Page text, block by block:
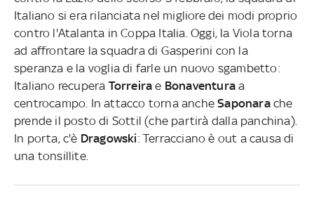
Italiano si era rilanciata nel migliore dei modi proprio
contro l'Atalanta in Coppa Italia. Oggi, la Viola torna
ad affrontare la squadra di Gasperini con la
speranza e la voglia di farle un nuovo sgambetto:
Italiano recupera Torreirae Bonaventuraa
centrocampo. In attacco torna ancheSaponarache
prende il posto di Sottil (che partirà dalla panchina).
In porta, c'è Dragowski: Terracciano è out a causa di
una tonsillite.